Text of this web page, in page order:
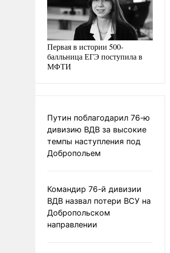
Первая в истории 500-
балльница ЕГЭ поступила в
МФТИ
Путин поблагодарил 76-ю
дивизию ВДВ за высокие
темпы наступления под
Добропольем
Командир 76-й дивизии
ВДВ назвал потери ВСУ на
Добропольском
направлении